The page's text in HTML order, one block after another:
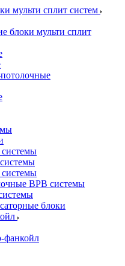
мульти сплит систем
блоки мульти сплит
ВРВ системы
блоки
фанкойл